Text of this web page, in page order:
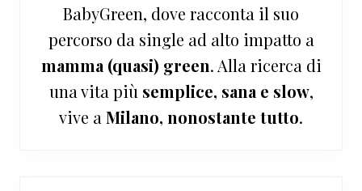
BabyGreen, dove racconta il suo
percorso da single ad alto impatto a
mamma (quasi) green. Alla ricerca di
una vita più semplice, sana e slow,
vive aMilano, nonostante tutto.